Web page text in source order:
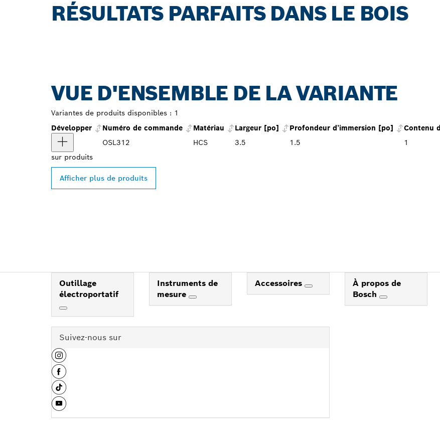
RÉSULTATS PARFAITS DANS LE BOIS
VUE D'ENSEMBLE DE LA VARIANTE
Variantes de produits disponibles : 1
Développer
Numéro de commande Matériau Largeur [po] Profondeur d’immersion [po] Contenu
OSL312
HCS 3.5 1.5
1
sur produits
Afficher plus de produits
Outillage
électroportatif
Instruments de
mesure
Accessoires
À propos de
Bosch
Suivez-nous sur